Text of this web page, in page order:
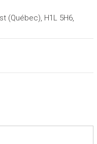
(Québec), H1L 5H6,